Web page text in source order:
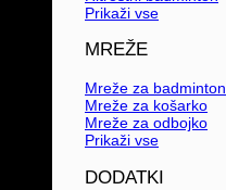
Prikaži vse
MREŽE
Mreže za badminton
Mreže za košarko
Mreže za odbojko
Prikaži vse
DODATKI